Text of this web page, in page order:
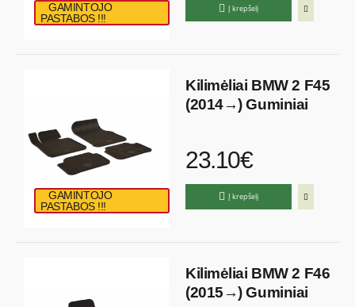
GAMINTOJO
PASTABOS !!!
Į krepšelį
GAMINTOJO
PASTABOS !!!
Kilimėliai BMW 2 F45
(2014→) Guminiai
23.10€
Į krepšelį
Kilimėliai BMW 2 F46
(2015→) Guminiai